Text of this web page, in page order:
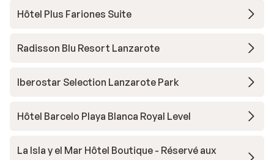
Hôtel Plus Fariones Suite
Radisson Blu Resort Lanzarote
Iberostar Selection Lanzarote Park
Hôtel Barcelo Playa Blanca Royal Level
La Isla y el Mar Hôtel Boutique - Réservé aux